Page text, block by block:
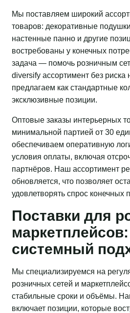
Мы поставляем широкий
товаров: декоративные
настенные панно и другие
востребованы у конечных
задача — помочь розничным
diversify ассортимент без
предлагаем как стандартные
эксклюзивные позиции.
Оптовые заказы интерьерных
минимальной партией от 30
обеспечиваем оперативную
условия оплаты, включая
партнёров. Наш ассортимент
обновляется, что позволяет
удовлетворять спрос конечных
Поставки для
маркетплейсов:
системный
Мы специализируемся на
розничных сетей и
стабильные сроки и объёмы.
включает позиции, которые